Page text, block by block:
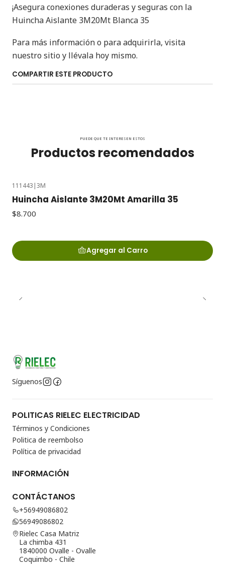
¡Asegura conexiones duraderas y seguras con la
Huincha Aislante 3M20Mt Blanca 35
Para más información o para adquirirla, visita
nuestro sitio y llévala hoy mismo.
COMPARTIR ESTE PRODUCTO
PUEDE QUE TE INTERESEN ESTOS
Productos recomendados
111443 |3M
Huincha Aislante 3M20Mt Amarilla 35
$8.700
Agregar al Carro
Síguenos
POLITICAS RIELEC ELECTRICIDAD
Términos y Condiciones
Politica de reembolso
Política de privacidad
INFORMACIÓN
CONTÁCTANOS
+56949086802
56949086802
Rielec Casa Matriz
La chimba 431
1840000 Ovalle - Ovalle
Coquimbo - Chile